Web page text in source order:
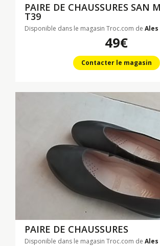
PAIRE DE CHAUSSURES SAN
T39
Disponible dans le magasin Troc.com de Ales
49€
Contacter le magasin
PAIRE DE CHAUSSURES
Disponible dans le magasin Troc.com de Ales